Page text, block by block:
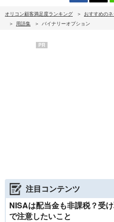
オリコン顧客満足度ランキング おすすめの
用語集
バイナリーオプション
PR
注目コンテンツ
NISAは配当金も非課税？受
で注意したいこと